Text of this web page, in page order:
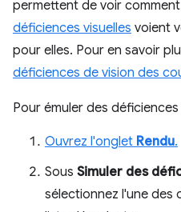
permettent de voir
déficiences visuelles voient
pour elles. Pour en savoir
déficiences de vision des
Pour émuler des déficiences
Ouvrez l'onglet Rendu.
Sous Simuler des
sélectionnez l'une des